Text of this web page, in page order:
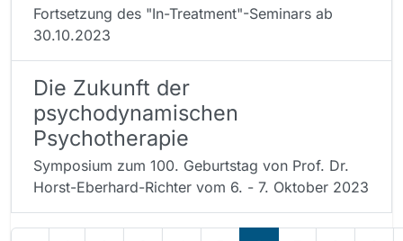
Fortsetzung des "In-Treatment"-Seminars ab
30.10.2023
Die Zukunft der
psychodynamischen
Psychotherapie
Symposium zum 100. Geburtstag von Prof. Dr.
Horst-Eberhard-Richter vom 6. - 7. Oktober 2023